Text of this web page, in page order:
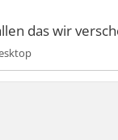
das wir